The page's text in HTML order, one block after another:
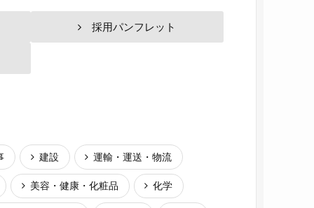
採用パンフレット
建設 運輸・運送・物流
美容・健康・化粧品 化学